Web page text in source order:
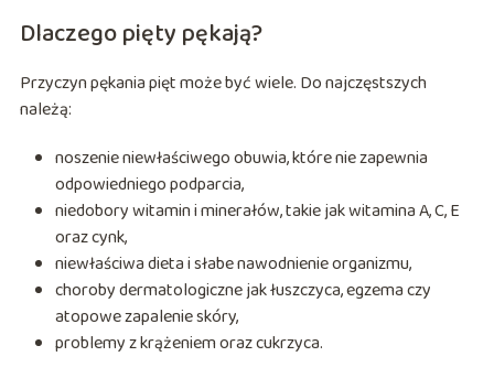
Dlaczego pięty pękają?
Przyczyn pękania pięt może być wiele. Do najczęstszych
należą:
noszenie niewłaściwego obuwia, które nie zapewnia
odpowiedniego podparcia,
niedobory witamin i minerałów, takie jak witamina A, C, E
oraz cynk,
niewłaściwa dieta i słabe nawodnienie organizmu,
choroby dermatologiczne jak łuszczyca, egzema czy
atopowe zapalenie skóry,
problemy z krążeniem oraz cukrzyca.